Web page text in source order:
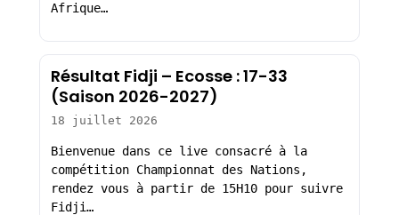
Afrique…
Résultat Fidji – Ecosse : 17-33
(Saison 2026-2027)
18 juillet 2026
Bienvenue dans ce live consacré à la
compétition Championnat des Nations,
rendez vous à partir de 15H10 pour suivre
Fidji…